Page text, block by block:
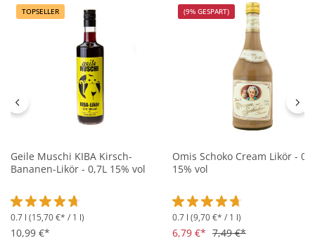
TOPSELLER
Geile Muschi KIBA Kirsch-
Bananen-Likör - 0,7L 15% vol
Durchschnittliche Bewertung von 4.6 von 5 Sternen
0.7 l (15,70 €* / 1 l)
10,99 €*
(9% GESPART)
Omis Schoko Cream Likör -
15% vol
Durchschnittliche
0.7 l (9,70 €* / 1 l)
6,79 €* 7,49 €*